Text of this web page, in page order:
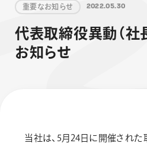
マーカー
その他
ぺんてるにつ
重要なお知 らせ 2022.05.30
代表取締役異動 （社
お知 らせ
当社は、5月24日に開催され